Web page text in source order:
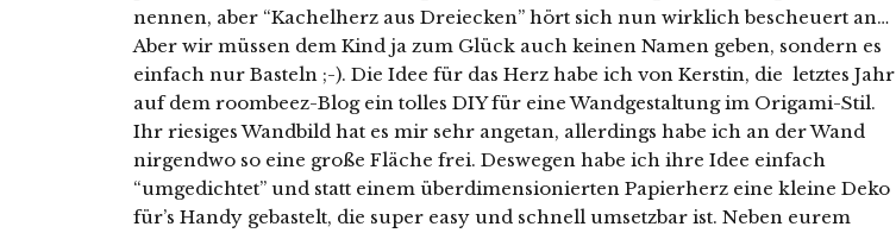
nennen, aber “Kachelherz aus Dreiecken” hört sich nun wirklich bescheuert an…
Aber wir müssen dem Kind ja zum Glück auch keinen Namen geben, sondern es
einfach nur Basteln ;-). Die Idee für das Herz habe ich von Kerstin, die letztes Jahr
auf dem roombeez-Blog ein tolles DIY für eine Wandgestaltung im Origami-Stil.
Ihr riesiges Wandbild hat es mir sehr angetan, allerdings habe ich an der Wand
nirgendwo so eine große Fläche frei. Deswegen habe ich ihre Idee einfach
“umgedichtet” und statt einem überdimensionierten Papierherz eine kleine Deko
für’s Handy gebastelt, die super easy und schnell umsetzbar ist. Neben eurem